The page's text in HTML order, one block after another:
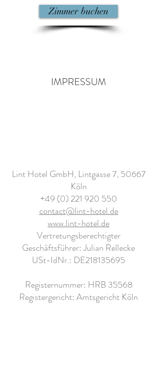
Zimmer buchen
IMPRESSUM
Lint Hotel GmbH, Lintgasse 7, 50667
Köln
+49 (0) 221 920 550
contact@lint-hotel.de
www.lint-hotel.de
Vertretungsberechtigter
Geschäftsführer: Julian Rellecke
USt-IdNr.: DE218135695
Registernummer: HRB 35568
Registergericht: Amtsgericht Köln